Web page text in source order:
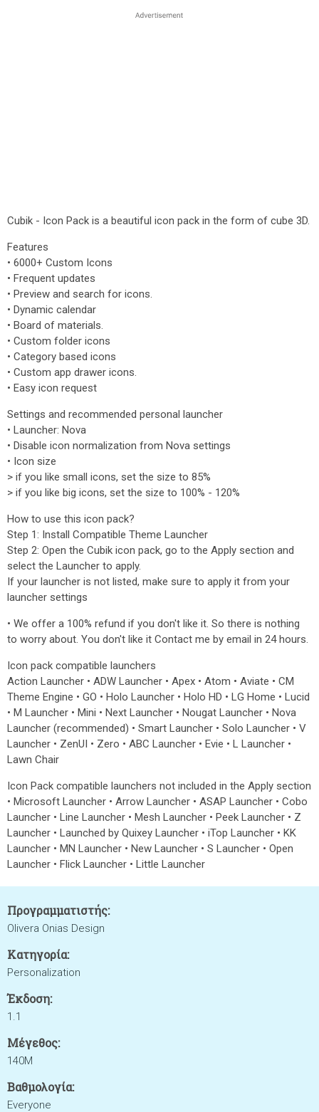
Cubik - Icon Pack is a beautiful icon pack in the form of cube 3D.
Features
• 6000+ Custom Icons
• Frequent updates
• Preview and search for icons.
• Dynamic calendar
• Board of materials.
• Custom folder icons
• Category based icons
• Custom app drawer icons.
• Easy icon request
Settings and recommended personal launcher
• Launcher: Nova
• Disable icon normalization from Nova settings
• Icon size
> if you like small icons, set the size to 85%
> if you like big icons, set the size to 100% - 120%
How to use this icon pack?
Step 1: Install Compatible Theme Launcher
Step 2: Open the Cubik icon pack, go to the Apply section and
select the Launcher to apply.
If your launcher is not listed, make sure to apply it from your
launcher settings
• We offer a 100% refund if you don't like it. So there is nothing
to worry about. You don't like it Contact me by email in 24 hours.
Icon pack compatible launchers
Action Launcher • ADW Launcher • Apex • Atom • Aviate • CM
Theme Engine • GO • Holo Launcher • Holo HD • LG Home • Lucid
• M Launcher • Mini • Next Launcher • Nougat Launcher • Nova
Launcher (recommended) • Smart Launcher • Solo Launcher • V
Launcher • ZenUI • Zero • ABC Launcher • Evie • L Launcher •
Lawn Chair
Icon Pack compatible launchers not included in the Apply section
• Microsoft Launcher • Arrow Launcher • ASAP Launcher • Cobo
Launcher • Line Launcher • Mesh Launcher • Peek Launcher • Z
Launcher • Launched by Quixey Launcher • iTop Launcher • KK
Launcher • MN Launcher • New Launcher • S Launcher • Open
Launcher • Flick Launcher • Little Launcher
Προγραμματιστής:
Olivera Onias Design
Κατηγορία:
Personalization
Έκδοση:
1.1
Μέγεθος:
140M
Βαθμολογία:
Everyone